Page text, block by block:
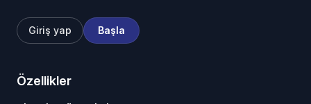
Giriş yap Başla
Özellikler